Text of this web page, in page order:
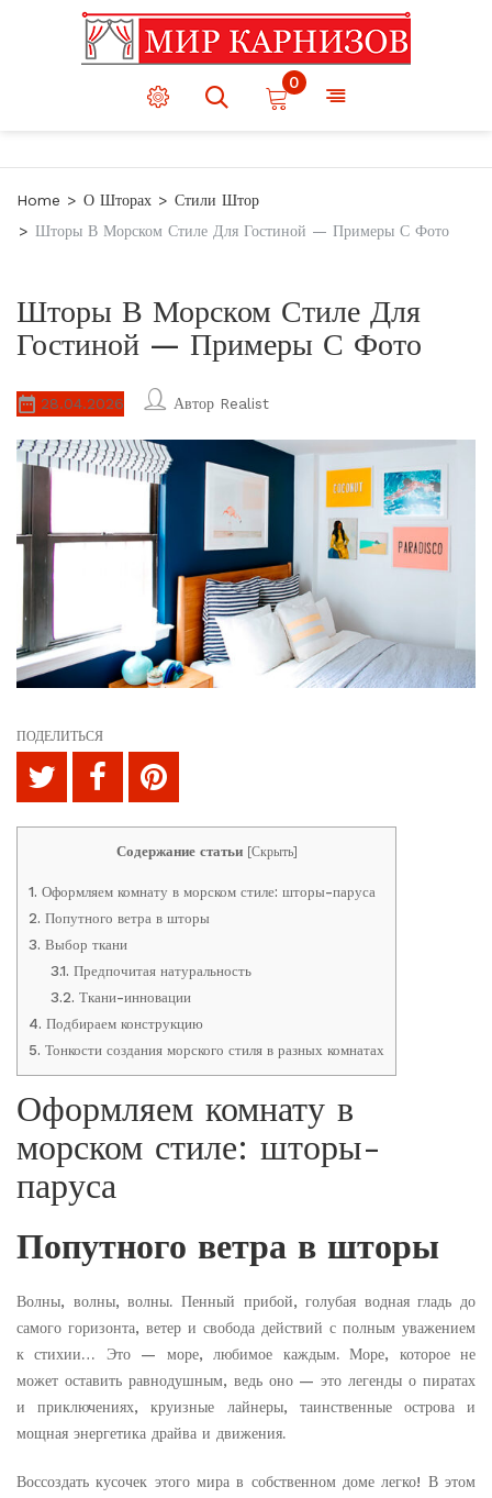
0
Home О Шторах
Стили Штор
Шторы В Морском Стиле Для Гостиной — Примеры С Фото
Шторы В Морском Стиле Для
Гостиной — Примеры С Фото
28.04.2026 Автор Realist
ПОДЕЛИТЬСЯ
Содержание статьи [Скрыть]
1. Оформляем комнату в морском стиле: шторы-паруса
2. Попутного ветра в шторы
3. Выбор ткани
3.1. Предпочитая натуральность
3.2. Ткани-инновации
4. Подбираем конструкцию
5. Тонкости создания морского стиля в разных комнатах
Оформляем комнату в
морском стиле: шторы-
паруса
Попутного ветра в шторы
Волны, волны, волны. Пенный прибой, голубая водная гладь до
самого горизонта, ветер и свобода действий с полным уважением
к стихии… Это — море, любимое каждым. Море, которое не
может оставить равнодушным, ведь оно — это легенды о пиратах
и приключениях, круизные лайнеры, таинственные острова и
мощная энергетика драйва и движения.
Воссоздать кусочек этого мира в собственном доме легко! В этом